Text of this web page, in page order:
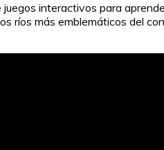
interactivos para
ríos más emblemáticos del